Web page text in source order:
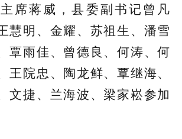
席蒋威，县委副书记曾凡
慧明、金耀、苏祖生、潘雪
覃雨佳、曾德良、何涛、何
王院忠、陶龙鲜、覃继海、
文捷、兰海波、梁家崧参加